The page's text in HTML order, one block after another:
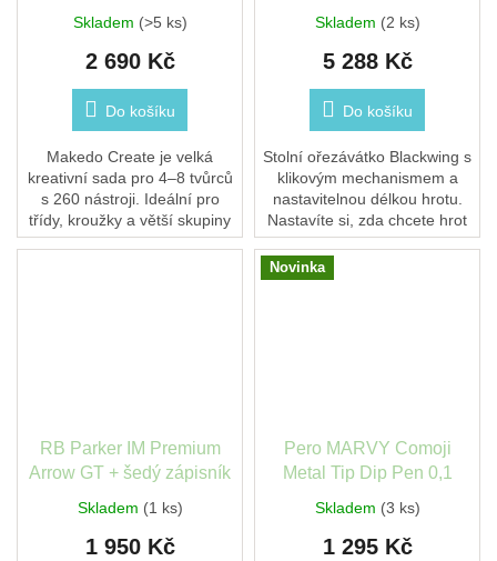
Skladem (>5 ks)
2 690 Kč
Do košíku
Makedo Create je velká
kreativní sada pro 4–8 tvůrců
s 260 nástroji. Ideální pro
třídy, kroužky a větší skupiny
— 6 pilek, 4 Fold-Rollery a
Skladem (2 ks)
5 288 Kč
Do košíku
Stolní ořezávátko Blackwing s
klikovým mechanismem a
nastavitelnou délkou hrotu.
Nastavíte si, zda chcete hrot
dlouhý a oblý, nebo krátký a
špičatý – kliknutím otočného
RB Parker IM Premium
Arrow GT + šedý zápisník
Skladem (1 ks)
1 950 Kč
Novinka
Pero MARVY Comoji
Metal Tip Dip Pen 0,1
Skladem (3 ks)
1 295 Kč